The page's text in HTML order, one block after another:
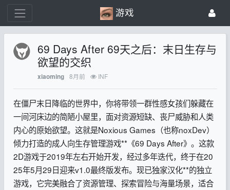
游戏
69 Days After 69天之后：末日生存与
欲望的交织
xiaoming 8月前 INF
在僵尸末日降临的世界中，你将带领一群性感女孩们躲藏在
一间河床边的简陋小屋里，面对资源短缺、丧尸威胁和人类
内心的原始欲望。这就是Noxious Games（也称noxDev）
倾力打造的成人向生存管理游戏**《69 Days After》。这款
2D游戏于2019年左右开始开发，经过多年迭代，终于在20
25年5月29日迎来v1.0最终版发布。现已独家汉化**的独立
游戏，它完美融合了资源管理、探索冒险与海量场景，适合